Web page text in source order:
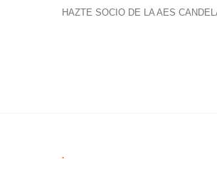
HAZTE SOCIO DE LA AES
.